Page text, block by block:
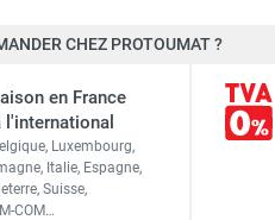
fournisseur
produit
CHEZ PROTOUMAT ?
en France
l'international
Luxembourg,
Italie, Espagne,
Suisse,
COM…